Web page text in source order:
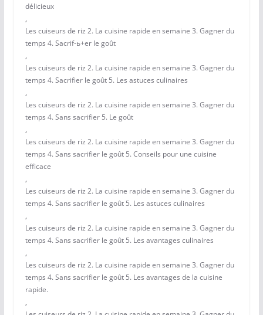
délicieux
,
Les cuiseurs de riz 2. La cuisine rapide en semaine 3. Gagner du
temps 4. Sacrif-ь+er le goût
,
Les cuiseurs de riz 2. La cuisine rapide en semaine 3. Gagner du
temps 4. Sacrifier le goût 5. Les astuces culinaires
,
Les cuiseurs de riz 2. La cuisine rapide en semaine 3. Gagner du
temps 4. Sans sacrifier 5. Le goût
,
Les cuiseurs de riz 2. La cuisine rapide en semaine 3. Gagner du
temps 4. Sans sacrifier le goût 5. Conseils pour une cuisine
efficace
,
Les cuiseurs de riz 2. La cuisine rapide en semaine 3. Gagner du
temps 4. Sans sacrifier le goût 5. Les astuces culinaires
,
Les cuiseurs de riz 2. La cuisine rapide en semaine 3. Gagner du
temps 4. Sans sacrifier le goût 5. Les avantages culinaires
,
Les cuiseurs de riz 2. La cuisine rapide en semaine 3. Gagner du
temps 4. Sans sacrifier le goût 5. Les avantages de la cuisine
rapide.
,